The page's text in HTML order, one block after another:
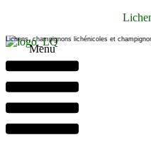
Lichens, champignons lichénicoles et
Menu